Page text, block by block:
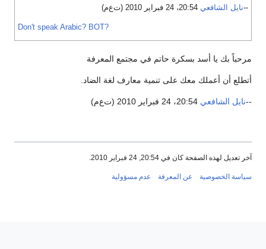
نايل الشافعي20:54، 24 فبراير 2010 (ت‌ع‌م)
Don't speak Arabic? BOT?
بك يا أسد بسكرة حاتم في مجتمع المعرفة
أن أعملك معك على تنمية معارف لغة الضاد.
نايل الشافعي20:54، 24 فبراير 2010 (ت‌ع‌م)
تعديل لهذه الصفحة كان في 20:54, 24 فبراير 2010.
الخصوصية عن المعرفة عدم مسؤولية